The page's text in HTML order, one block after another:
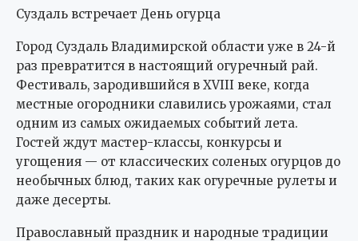
Суздаль встречает День огурца
Город Суздаль Владимирской области уже в 24-й
раз превратится в настоящий огуречный рай.
Фестиваль, зародившийся в XVIII веке, когда
местные огородники славились урожаями, стал
одним из самых ожидаемых событий лета.
Гостей ждут мастер-классы, конкурсы и
угощения — от классических соленых огурцов до
необычных блюд, таких как огуречные рулеты и
даже десерты.
Православный праздник и народные традиции